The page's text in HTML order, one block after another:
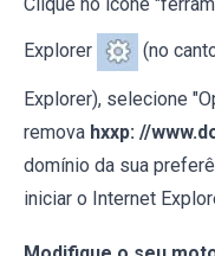
Explorer (no
Explorer), selecione
remova hxxp: //
domínio da sua
iniciar o Internet